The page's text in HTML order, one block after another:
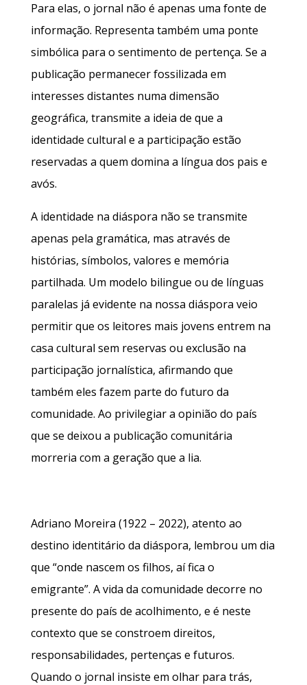
Para elas, o jornal não é apenas uma fonte de
informação. Representa também uma ponte
simbólica para o sentimento de pertença. Se a
publicação permanecer fossilizada em
interesses distantes numa dimensão
geográfica, transmite a ideia de que a
identidade cultural e a participação estão
reservadas a quem domina a língua dos pais e
avós.
A identidade na diáspora não se transmite
apenas pela gramática, mas através de
histórias, símbolos, valores e memória
partilhada. Um modelo bilingue ou de línguas
paralelas já evidente na nossa diáspora veio
permitir que os leitores mais jovens entrem na
casa cultural sem reservas ou exclusão na
participação jornalística, afirmando que
também eles fazem parte do futuro da
comunidade. Ao privilegiar a opinião do país
que se deixou a publicação comunitária
morreria com a geração que a lia.
Adriano Moreira (1922 – 2022), atento ao
destino identitário da diáspora, lembrou um dia
que “onde nascem os filhos, aí fica o
emigrante”. A vida da comunidade decorre no
presente do país de acolhimento, e é neste
contexto que se constroem direitos,
responsabilidades, pertenças e futuros.
Quando o jornal insiste em olhar para trás,